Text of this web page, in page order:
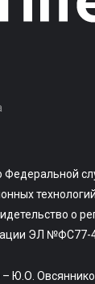
Федеральной
о
ЭЛ №ФС77-
– Ю.О.